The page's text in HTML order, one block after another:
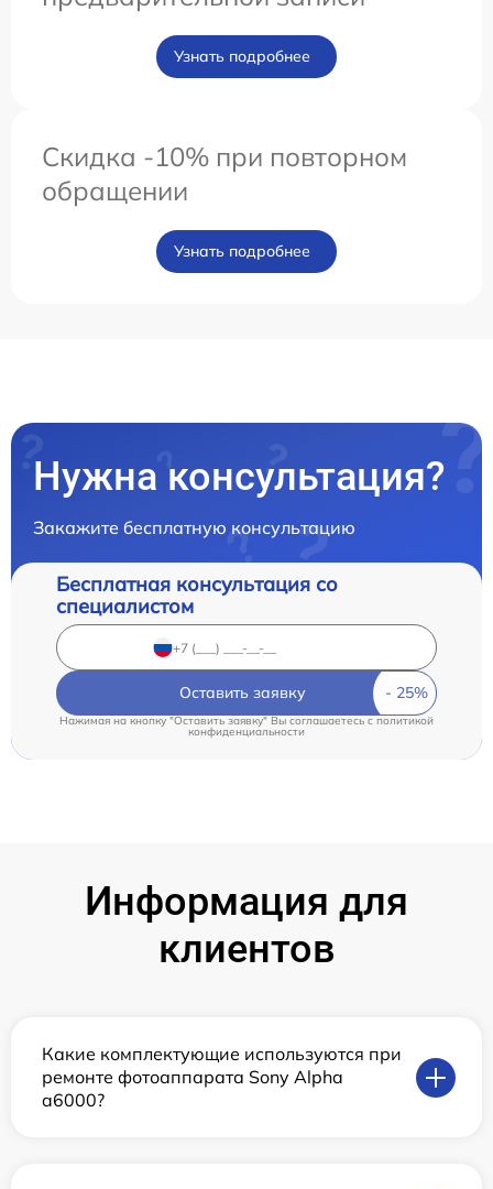
Узнать подробнее
Скидка -10% при повторном
обращении
Узнать подробнее
Нужна консультация?
Закажите бесплатную консультацию
Бесплатная консультация со
специалистом
Оставить заявку
Нажимая на кнопку "Оставить заявку" Вы соглашаетесь c политикой
конфиденциальности
Информация для
клиентов
Какие комплектующие используются при
ремонте фотоаппарата Sony Alpha
a6000?